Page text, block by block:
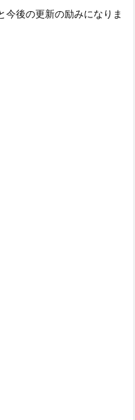
今後の更新の励みになりま